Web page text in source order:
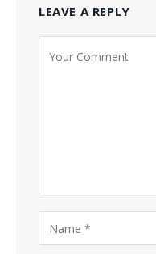
LEAVE A REPLY